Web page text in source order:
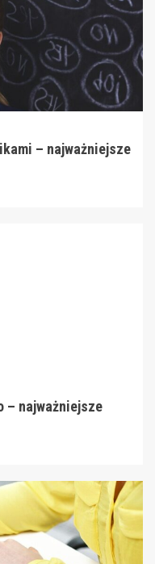
– najważniejsze
– najważniejsze